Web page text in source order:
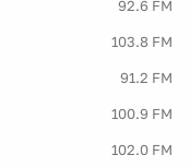
92.6 FM
103.8 FM
91.2 FM
100.9 FM
102.0 FM